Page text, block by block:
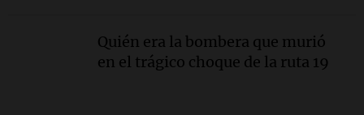
Día Internacional de la Cerveza:
mitos, secretos y el desafío de producir
Quién era la bombera que murió
en el trágico choque de la ruta 19